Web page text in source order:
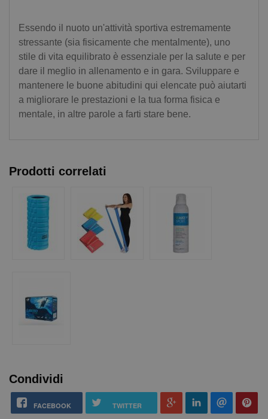
Essendo il nuoto un'attività sportiva estremamente
stressante (sia fisicamente che mentalmente), uno
stile di vita equilibrato è essenziale per la salute e per
dare il meglio in allenamento e in gara. Sviluppare e
mantenere le buone abitudini qui elencate può aiutarti
a migliorare le prestazioni e la tua forma fisica e
mentale, in altre parole a farti stare bene.
Prodotti correlati
Condividi
FACEBOOK TWITTER